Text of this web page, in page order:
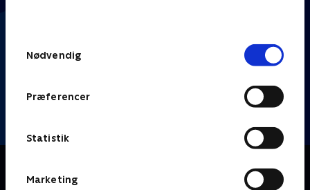
Nødvendig
Præferencer
Statistik
Marketing
TikTok møder 'Hvem vil være millionær?', når Thomas